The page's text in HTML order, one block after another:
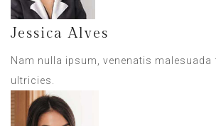
Jessica Alves
Nam nulla ipsum, venenatis malesuada
ultricies.